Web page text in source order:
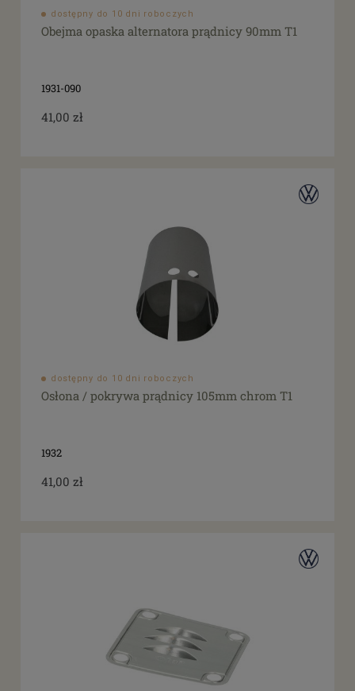
dostępny do 10 dni roboczych
Obejma opaska alternatora prądnicy 90mm T1
1931-090
41,00 zł
dostępny do 10 dni roboczych
Osłona / pokrywa prądnicy 105mm chrom T1
1932
41,00 zł